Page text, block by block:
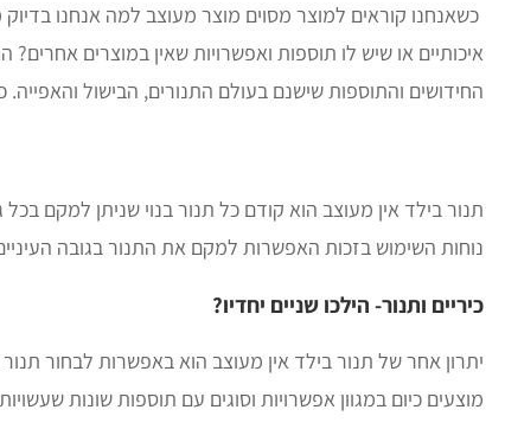
כשאנחנו קוראים למוצר מסוים מוצר מעוצב למה אנחנו
איכותיים או שיש לו תוספות ואפשרויות שאין במוצרים
החידושים והתוספות שישנם בעולם התנורים, הבישול
תנור בילד אין מעוצב הוא קודם כל תנור בנוי שניתן למקם
נוחות השימוש בזכות האפשרות למקם את התנור בגובה
כיריים ותנור- הילכו שניים יחדיו?
יתרון אחר של תנור בילד אין מעוצב הוא באפשרות לבחור
מוצעים כיום במגוון אפשרויות וסוגים עם תוספות שונות